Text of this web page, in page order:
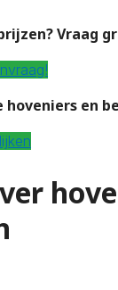
Vraag
en